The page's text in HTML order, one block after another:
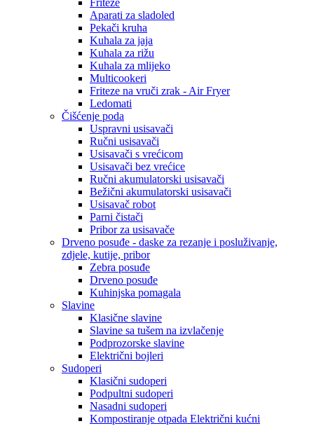
Friteze
Aparati za sladoled
Pekači kruha
Kuhala za jaja
Kuhala za rižu
Kuhala za mlijeko
Multicookeri
Friteze na vruči zrak - Air Fryer
Ledomati
Čišćenje poda
Uspravni usisavači
Ručni usisavači
Usisavači s vrećicom
Usisavači bez vrećice
Ručni akumulatorski usisavači
Bežični akumulatorski usisavači
Usisavač robot
Parni čistači
Pribor za usisavače
Drveno posuđe - daske za rezanje i posluživanje,
zdjele, kutije, pribor
Zebra posuđe
Drveno posuđe
Kuhinjska pomagala
Slavine
Klasične slavine
Slavine sa tušem na izvlačenje
Podprozorske slavine
Električni bojleri
Sudoperi
Klasični sudoperi
Podpultni sudoperi
Nasadni sudoperi
Kompostiranje otpada Električni kućni